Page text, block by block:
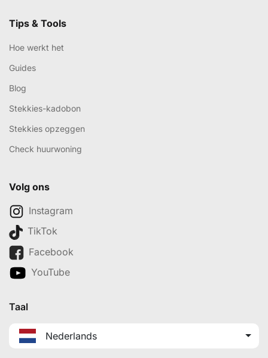
Tips & Tools
Hoe werkt het
Guides
Blog
Stekkies-kadobon
Stekkies opzeggen
Check huurwoning
Volg ons
Instagram
TikTok
Facebook
YouTube
Taal
Nederlands